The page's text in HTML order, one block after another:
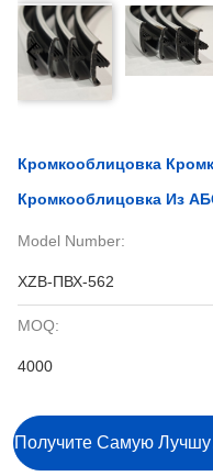
Кромкооблицовка
Кромкооблицовка Из
Model Number:
XZB-ПВХ-562
MOQ:
4000